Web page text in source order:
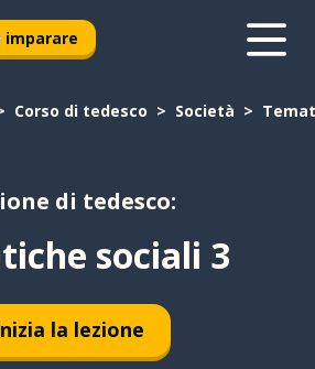
imparare
Corso di tedesco Società
di tedesco:
sociali 3
la lezione